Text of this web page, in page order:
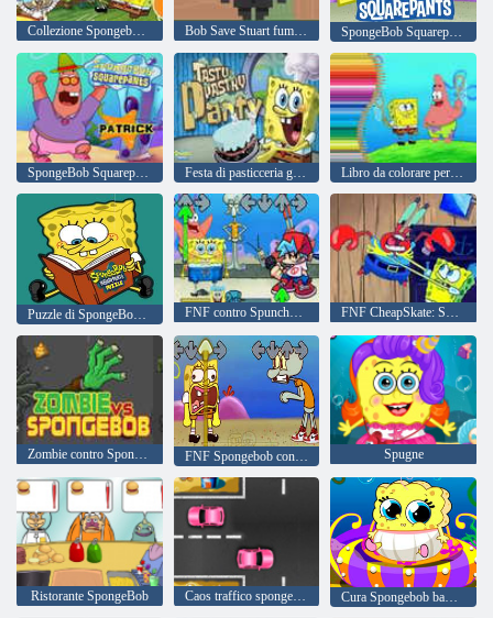
Collezione Spongebob Jigsaw Puzzle Bob Save Stuart fumo viola SpongeBob Squarepants
SpongeBob Squarepants Patrick Festa di pasticceria gustosa SpongeBob Libro da colorare per Spongebob
FNF contro Spunchbob FNF CheapSkate: SpongeBob contro Mr Krabs
Zombie contro SpongeBoob FNF Spongebob contro Squiddi Spugne
Ristorante SpongeBob Caos traffico spongebob Cura Spongebob bambino